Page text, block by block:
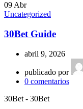
09 Abr
Uncategorized
30Bet Guide
abril 9, 2026
publicado por
0 comentarios
30Bet - 30Bet